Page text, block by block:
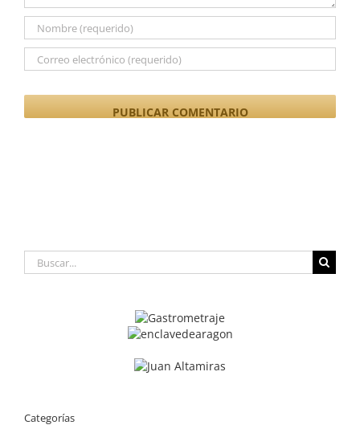
Buscar:
Categorías